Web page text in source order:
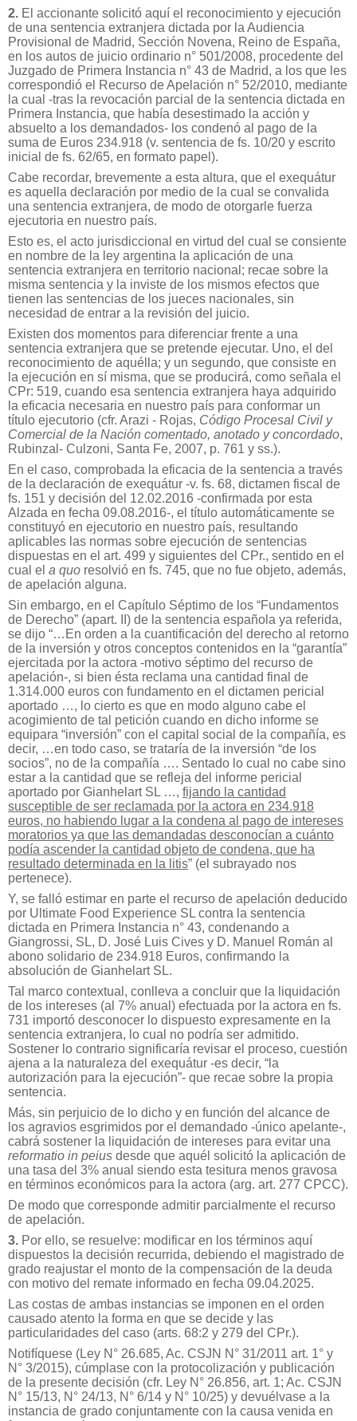
2. El accionante solicitó aquí el reconocimiento y ejecución
de una sentencia extranjera dictada por la Audiencia
Provisional de Madrid, Sección Novena, Reino de España,
en los autos de juicio ordinario n° 501/2008, procedente del
Juzgado de Primera Instancia n° 43 de Madrid, a los que les
correspondió el Recurso de Apelación n° 52/2010, mediante
la cual -tras la revocación parcial de la sentencia dictada en
Primera Instancia, que había desestimado la acción y
absuelto a los demandados- los condenó al pago de la
suma de Euros 234.918 (v. sentencia de fs. 10/20 y escrito
inicial de fs. 62/65, en formato papel).
Cabe recordar, brevemente a esta altura, que el exequátur
es aquella declaración por medio de la cual se convalida
una sentencia extranjera, de modo de otorgarle fuerza
ejecutoria en nuestro país.
Esto es, el acto jurisdiccional en virtud del cual se consiente
en nombre de la ley argentina la aplicación de una
sentencia extranjera en territorio nacional; recae sobre la
misma sentencia y la inviste de los mismos efectos que
tienen las sentencias de los jueces nacionales, sin
necesidad de entrar a la revisión del juicio.
Existen dos momentos para diferenciar frente a una
sentencia extranjera que se pretende ejecutar. Uno, el del
reconocimiento de aquélla; y un segundo, que consiste en
la ejecución en sí misma, que se producirá, como señala el
CPr: 519, cuando esa sentencia extranjera haya adquirido
la eficacia necesaria en nuestro país para conformar un
título ejecutorio (cfr. Arazi - Rojas, Código Procesal Civil y
Comercial de la Nación comentado, anotado y concordado,
Rubinzal- Culzoni, Santa Fe, 2007, p. 761 y ss.).
En el caso, comprobada la eficacia de la sentencia a través
de la declaración de exequátur -v. fs. 68, dictamen fiscal de
fs. 151 y decisión del 12.02.2016 -confirmada por esta
Alzada en fecha 09.08.2016-, el título automáticamente se
constituyó en ejecutorio en nuestro país, resultando
aplicables las normas sobre ejecución de sentencias
dispuestas en el art. 499 y siguientes del CPr., sentido en el
cual el a quo resolvió en fs. 745, que no fue objeto, además,
de apelación alguna.
Sin embargo, en el Capítulo Séptimo de los “Fundamentos
de Derecho” (apart. II) de la sentencia española ya referida,
se dijo “…En orden a la cuantificación del derecho al retorno
de la inversión y otros conceptos contenidos en la “garantía”
ejercitada por la actora -motivo séptimo del recurso de
apelación-, si bien ésta reclama una cantidad final de
1.314.000 euros con fundamento en el dictamen pericial
aportado …, lo cierto es que en modo alguno cabe el
acogimiento de tal petición cuando en dicho informe se
equipara “inversión” con el capital social de la compañía, es
decir, …en todo caso, se trataría de la inversión “de los
socios”, no de la compañía …. Sentado lo cual no cabe sino
estar a la cantidad que se refleja del informe pericial
aportado por Gianhelart SL …, fijando la cantidad
susceptible de ser reclamada por la actora en 234.918
euros, no habiendo lugar a la condena al pago de intereses
moratorios ya que las demandadas desconocían a cuánto
podía ascender la cantidad objeto de condena, que ha
resultado determinada en la litis” (el subrayado nos
pertenece).
Y, se falló estimar en parte el recurso de apelación deducido
por Ultimate Food Experience SL contra la sentencia
dictada en Primera Instancia n° 43, condenando a
Giangrossi, SL, D. José Luis Cives y D. Manuel Román al
abono solidario de 234.918 Euros, confirmando la
absolución de Gianhelart SL.
Tal marco contextual, conlleva a concluir que la liquidación
de los intereses (al 7% anual) efectuada por la actora en fs.
731 importó desconocer lo dispuesto expresamente en la
sentencia extranjera, lo cual no podría ser admitido.
Sostener lo contrario significaría revisar el proceso, cuestión
ajena a la naturaleza del exequátur -es decir, “la
autorización para la ejecución”- que recae sobre la propia
sentencia.
Más, sin perjuicio de lo dicho y en función del alcance de
los agravios esgrimidos por el demandado -único apelante-,
cabrá sostener la liquidación de intereses para evitar una
reformatio in peius desde que aquél solicitó la aplicación de
una tasa del 3% anual siendo esta tesitura menos gravosa
en términos económicos para la actora (arg. art. 277 CPCC).
De modo que corresponde admitir parcialmente el recurso
de apelación.
3. Por ello, se resuelve: modificar en los términos aquí
dispuestos la decisión recurrida, debiendo el magistrado de
grado reajustar el monto de la compensación de la deuda
con motivo del remate informado en fecha 09.04.2025.
Las costas de ambas instancias se imponen en el orden
causado atento la forma en que se decide y las
particularidades del caso (arts. 68:2 y 279 del CPr.).
Notifíquese (Ley N° 26.685, Ac. CSJN N° 31/2011 art. 1° y
N° 3/2015), cúmplase con la protocolización y publicación
de la presente decisión (cfr. Ley N° 26.856, art. 1; Ac. CSJN
N° 15/13, N° 24/13, N° 6/14 y N° 10/25) y devuélvase a la
instancia de grado conjuntamente con la causa venida en